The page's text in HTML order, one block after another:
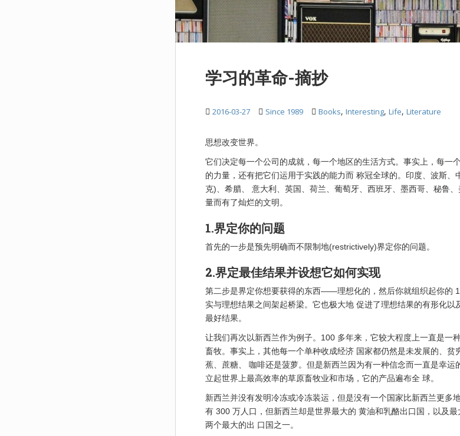
学习的革命-摘抄
2016-03-27 Since 1989 Books, Interesting, Life, Literature
思想改变世界。
它们决定每一个公司的成就，每一个地区的生活方式。事实上，每一
的力量，还有把它们运用于实践的能力而 称冠全球的。印度、波斯、
克)、希腊、 意大利、英国、荷兰、葡萄牙、西班牙、墨西哥、秘鲁
量而有了灿烂的文明。
1.界定你的问题
首先的一步是预先明确而不限制地(restrictively)界定你的问题。
2.界定最佳结果并设想它如何实现
第二步是界定你想要获得的东西——理想化的，然后你就组织起你的
实与理想结果之间架起桥梁。它也极大地 促进了理想结果的有形化以
最好结果。
让我们再次以新西兰作为例子。100 多年来，它较大程度上一直是一
畜牧。事实上，其他每一个单种收成经济 国家都仍然是未发展的、
蕉、蔗糖、 咖啡还是菠萝。但是新西兰因为有一种信念而一直是幸运
立起世界上最高效率的草原畜牧业和市场，它的产品遍布全 球。
新西兰并没有发明冷冻或冷冻装运，但是没有一个国家比新西兰更多
有 300 万人口，但新西兰却是世界最大的 黄油和乳酪出口国，以及
两个最大的出 口国之一。